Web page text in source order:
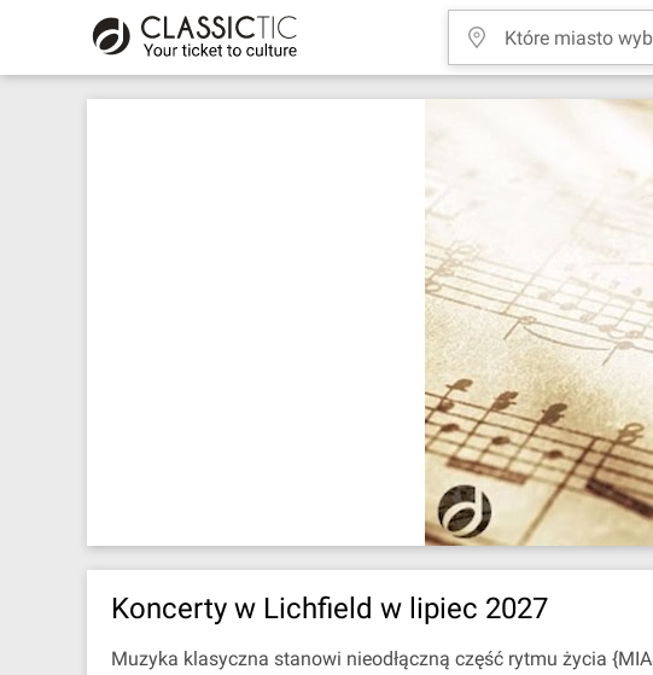
Koncerty w Lichfield w lipiec 2027
Muzyka klasyczna stanowi nieodłączną część rytmu życia